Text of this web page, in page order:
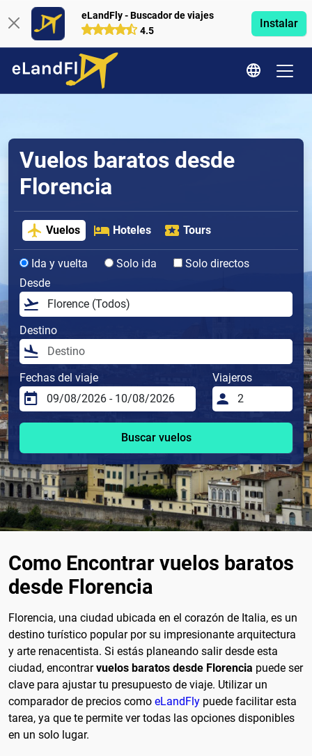
eLandFly - Buscador de viajes
4.5
Instalar
Vuelos baratos desde
Florencia
Vuelos Hoteles Tours
Ida y vuelta Solo ida
Solo directos
Desde
Destino
Fechas del viaje Viajeros
Buscar vuelos
Como Encontrar vuelos baratos
desde Florencia
Florencia, una ciudad ubicada en el corazón de Italia, es un
destino turístico popular por su impresionante arquitectura
y arte renacentista. Si estás planeando salir desde esta
ciudad, encontrarvuelos baratos desde Florencia puede ser
clave para ajustar tu presupuesto de viaje. Utilizar un
comparador de precios como eLandFly puede facilitar esta
tarea, ya que te permite ver todas las opciones disponibles
en un solo lugar.